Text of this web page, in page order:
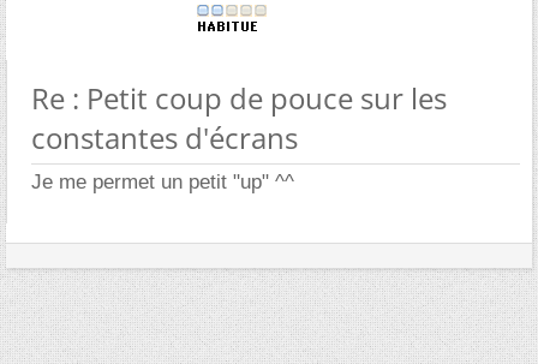
Re : Petit coup de pouce sur les
constantes d'écrans
Je me permet un petit "up" ^^